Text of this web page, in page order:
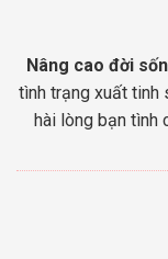
Nâng cao đời
tình trạng xuất tinh
hài lòng bạn tình